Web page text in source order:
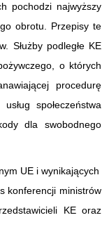
pochodzi najwyższy
obrotu. Przepisy te
Służby podległe KE
o których
procedurę
społeczeństwa
dla swobodnego
UE i wynikających
konferencji ministrów
KE oraz